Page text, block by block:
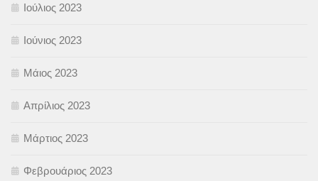
Ιούλιος 2023
Ιούνιος 2023
Μάιος 2023
Απρίλιος 2023
Μάρτιος 2023
Φεβρουάριος 2023